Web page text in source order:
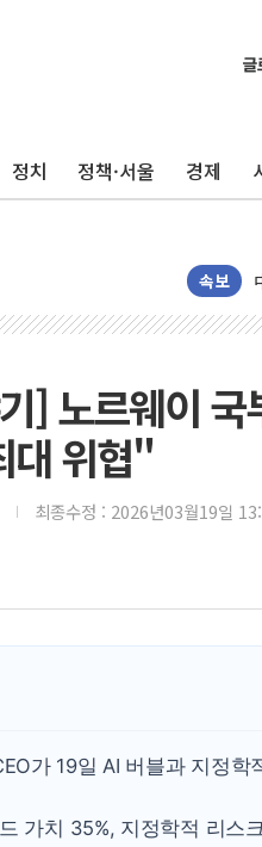
정치 정책·서울 경제
속보
] 노르웨이
대 위협"
최종수정 : 2026년03월19일
가 19일 AI 버블과 지정
가치 35%, 지정학적 리스